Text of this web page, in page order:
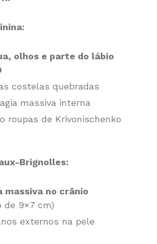
olhos e parte do lábio
costelas quebradas
massiva interna
roupas de Krivonischenko
Brignolles:
massiva no crânio
de 9×7 cm)
externos na pele